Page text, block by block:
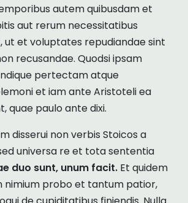
autem quibusdam et
aut rerum necessitatibus
ut et voluptates repudiandae sint
recusandae. Quodsi ipsam
pertectam atque
et iam ante Aristoteli ea
quae paulo ante dixi.
disserui non verbis Stoicos a
universa re et tota sententia
duo sunt, unum facit. Et quidem
nimium probo et tantum patior,